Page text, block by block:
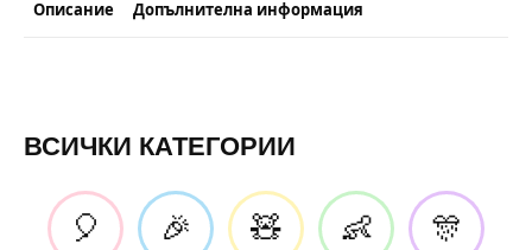
Описание Допълнителна информация
ВСИЧКИ КАТЕГОРИИ
🎈 🎉 🧸 👶 🎊